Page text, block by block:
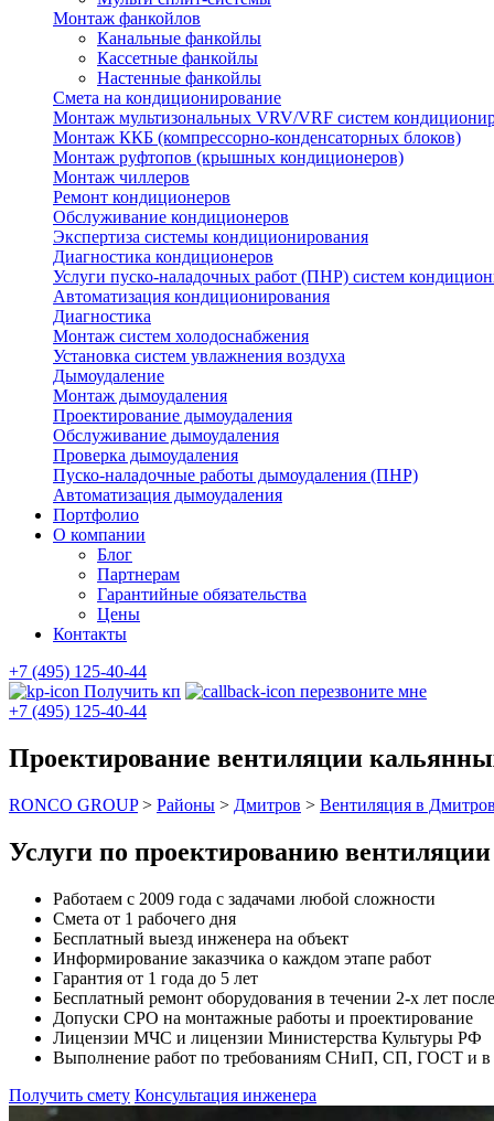
Монтаж фанкойлов
Канальные фанкойлы
Кассетные фанкойлы
Настенные фанкойлы
Смета на кондиционирование
Монтаж мультизональных VRV/VRF систем
Монтаж ККБ (компрессорно-конденсаторных блоков)
Монтаж руфтопов (крышных кондиционеров)
Монтаж чиллеров
Ремонт кондиционеров
Обслуживание кондиционеров
Экспертиза системы кондиционирования
Диагностика кондиционеров
Услуги пуско-наладочных работ (ПНР) систем
Автоматизация кондиционирования
Диагностика
Монтаж систем холодоснабжения
Установка систем увлажнения воздуха
Дымоудаление
Монтаж дымоудаления
Проектирование дымоудаления
Обслуживание дымоудаления
Проверка дымоудаления
Пуско-наладочные работы дымоудаления (ПНР)
Автоматизация дымоудаления
Портфолио
О компании
Блог
Партнерам
Гарантийные обязательства
Цены
Контакты
+7 (495) 125-40-44
Получить кп
перезвоните мне
+7 (495) 125-40-44
Проектирование вентиляции
RONCO GROUP> Районы > Дмитров > Вентиляция в
Услуги по проектированию
Работаем с 2009 года с задачами любой сложности
Смета от 1 рабочего дня
Бесплатный выезд инженера на объект
Информирование заказчика о каждом этапе работ
Гарантия от 1 года до 5 лет
Бесплатный ремонт оборудования в течении 2-х лет
Допуски СРО на монтажные работы и проектирование
Лицензии МЧС и лицензии Министерства Культуры РФ
Выполнение работ по требованиям СНиП, СП, ГОСТ и в
Получить смету Консультация инженера